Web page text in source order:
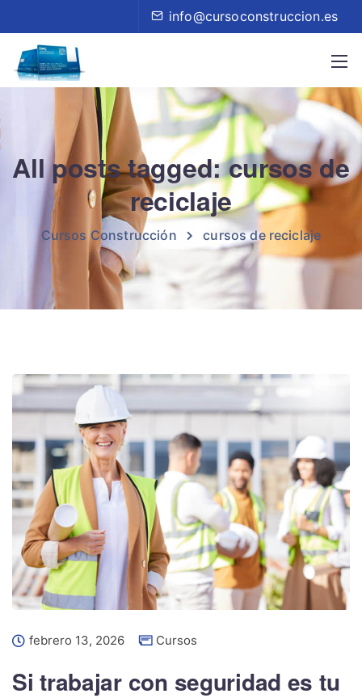
info@cursoconstruccion.es
All posts tagged: cursos de
reciclaje
Cursos Construcción cursos de reciclaje
febrero 13, 2026 Cursos
Si trabajar con seguridad es tu